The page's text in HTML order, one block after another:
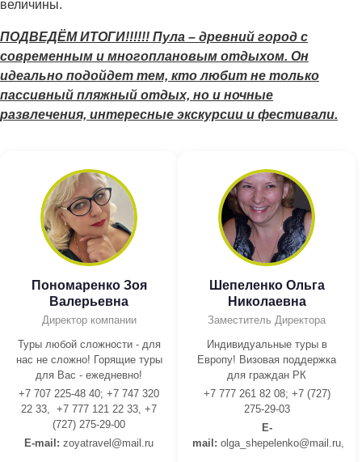
величины.
ПОДВЕДЁМ ИТОГИ!!!!!! Пула – древний город с
современным и многоплановым отдыхом. Он
идеально подойдет тем, кто любит не только
пассивный пляжный отдых, но и ночные
развлечения, интересные экскурсии и фестивали.
Пономаренко Зоя
Валерьевна
Директор компании
Туры любой сложности - для
нас не сложно! Горящие туры
для Вас - ежедневно!
+7 707 225-48 40; +7 747 320
22 33, +7 777 121 22 33, +7
(727) 275-29-00
E-mail: zoyatravel@mail.ru
Шепеленко Ольга
Николаевна
Заместитель Директора
Индивидуальные туры в
Европу! Визовая поддержка
для граждан РК
+7 777 261 82 08; +7 (727)
275-29-03
E-
mail: olga_shepelenko@mail.ru,